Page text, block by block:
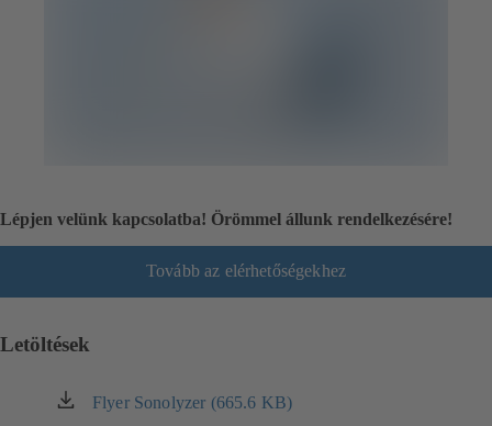
Lépjen velünk kapcsolatba! Örömmel állunk rendelkezésére!
Tovább az elérhetőségekhez
Letöltések
Flyer Sonolyzer (665.6 KB)
(új